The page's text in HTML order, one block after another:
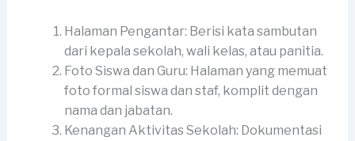
Halaman Pengantar: Berisi kata sambutan
dari kepala sekolah, wali kelas, atau panitia.
Foto Siswa dan Guru: Halaman yang memuat
foto formal siswa dan staf, komplit dengan
nama dan jabatan.
Kenangan Aktivitas Sekolah: Dokumentasi